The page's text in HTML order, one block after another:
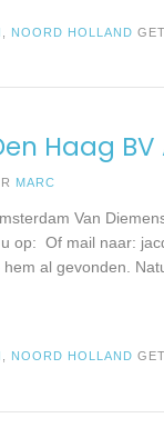
NOORD HOLLAND
Haag
MARC
Van
op: Of mail naar:
al gevonden.
NOORD HOLLAND